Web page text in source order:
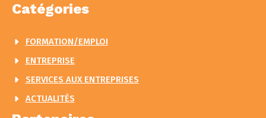
Catégories
FORMATION/EMPLOI
ENTREPRISE
SERVICES AUX ENTREPRISES
ACTUALITÉS